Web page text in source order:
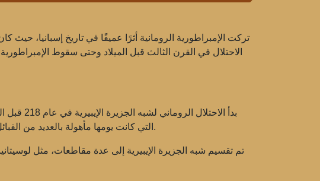
تركت الإمبراطورية الرومانية أثرًا عميقًا في تاريخ إسبانيا، حيث
الاحتلال في القرن الثالث قبل الميلاد وحتى سقوط
بدأ
التي كانت يومها مأهولة بالعديد من القبائل، بما في ذلك الإيبريين، والتجار، والوندال. جرى الاحتلال على مراحل متعددة وانتهى في القرن الأول الميلادي.
تم تقسيم شبه الجزيرة الإيبيرية إلى عدة مقاطعات، مثل